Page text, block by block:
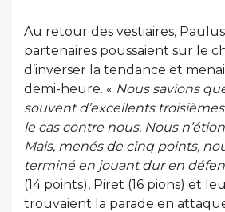
Au retour des vestiaires, Paulus
partenaires poussaient sur le
d’inverser la tendance et
demi-heure. « Nous savions
souvent d’excellents
le cas contre nous. Nous
Mais, menés de cinq points,
terminé en jouant dur en
(14 points), Piret (16 pions) et
trouvaient la parade en